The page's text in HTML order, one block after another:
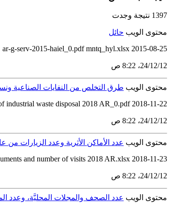
1397 نتيجة وجدت
محتوى الويب حائل
2015-08-25 ar-g-serv-2015-haiel_0.pdf mntq_hyl.xlsx
12‏/12‏/24، 8:22 ص
محتوى الويب طرق التخلص من النفايات الصناعية ونسبتها
industrial waste disposal 2018 AR_0.pdf 2018-11-22
12‏/12‏/24، 8:22 ص
محتوى الويب عدد الأماكن الأثرية وعدد الزيارات من عام 2014م حتى عام
2018-11-23 Number of monuments and number of visits 2018 AR.pdf Number of monuments and number of visits 2018 AR.xlsx
12‏/12‏/24، 8:22 ص
محتوى الويب عدد الصحف والمجلات المحليَّة، وعدد المجلات